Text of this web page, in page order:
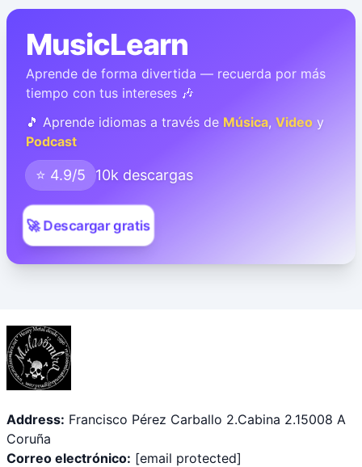
MusicLearn
Aprende de forma divertida — recuerda por más
tiempo con tus intereses 🎶
🎵 Aprende idiomas a través de Música, Video y
Podcast
⭐ 4.9/5 10k descargas
🚀 Descargar gratis
Address: Francisco Pérez Carballo 2.Cabina 2.15008 A
Coruña
Correo electrónico: [email protected]